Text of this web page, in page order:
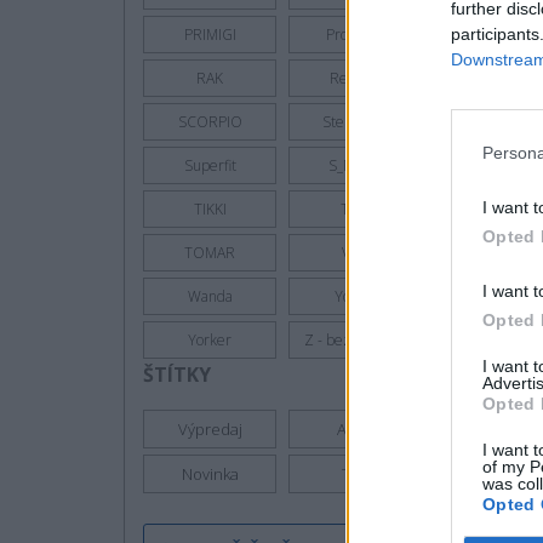
further
I want
Opted
I want
Opted
I want
Opted
I want
of my
was
Opted
PRIMIGI Protetika
RAK Ren But
SCORPIO Sterntaler
Superfit S_Manik
TIKKI Toga
TOMAR VTR
Wanda Yoclub
Yorker Z - bez zaradenia
ŠTÍTKY
Výpredaj Akcia
Novinka Top